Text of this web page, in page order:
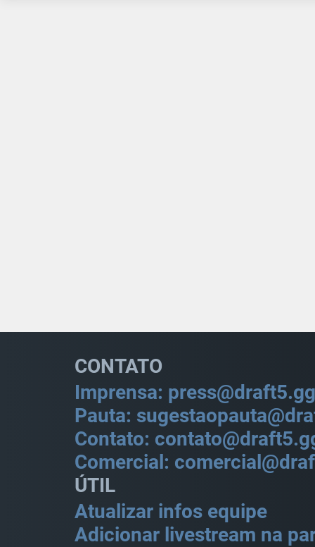
CONTATO
Imprensa: press@draft5.gg
Pauta:
Contato:
Comercial:
ÚTIL
Atualizar infos equipe
Adicionar livestream na